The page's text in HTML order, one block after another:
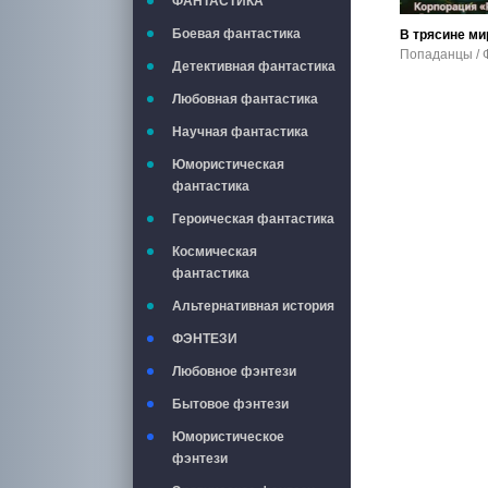
Боевая фантастика
Детективная фантастика
Любовная фантастика
Научная фантастика
Юмористическая
фантастика
Героическая фантастика
Космическая
фантастика
Альтернативная история
ФЭНТЕЗИ
Любовное фэнтези
Бытовое фэнтези
Юмористическое
фэнтези
В трясине